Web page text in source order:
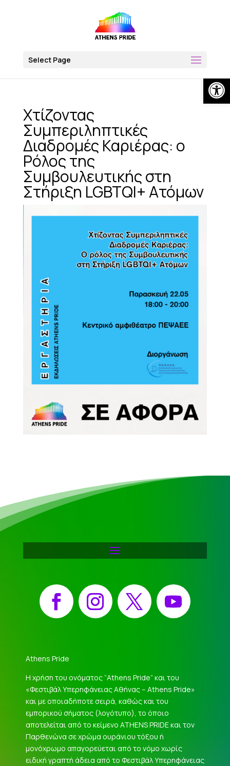
Select Page
Χτίζοντας
Συμπεριληπτικές
Διαδρομές Καριέρας: ο
Ρόλος της
Συμβουλευτικής στη
Στήριξη LGBTQI+ Ατόμων
Facebook Instagram X YouTube
Athens Pride
Η χρήση του ονόματος “Athens Pride” και του
«Φεστιβάλ Υπερηφάνειας Αθήνας – Athens Pride»
και με οποιαδήποτε σειρά, καθώς και του
εμπορικού σήματος (λογότυπο), το όποιο
αποτελείται από το κείμενο ATHENS PRIDE και τον
Παρθενώνα σε χρώμα ουράνιου τόξου ή
μονόχρωμο απαγορεύεται από το νόμο χωρίς
ειδική γραπτή άδεια από το Φεστιβάλ Υπερηφάνειας